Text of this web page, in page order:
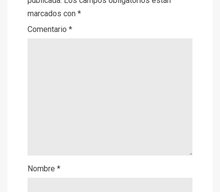
marcados con *
Comentario *
Nombre *